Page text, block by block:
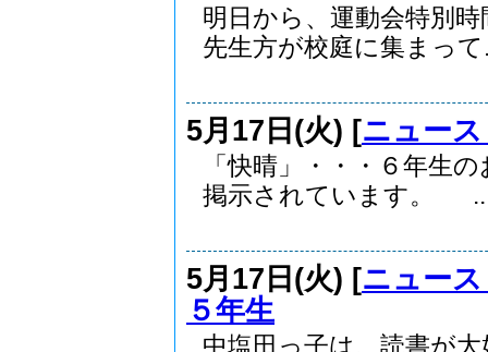
明日から、運動会特別
先生方が校庭に集まって
5月17日(火) [ニュー
「快晴」・・・６年生
掲示されています。
5月17日(火) [ニュー
５年生
中塩田っ子は、読書が